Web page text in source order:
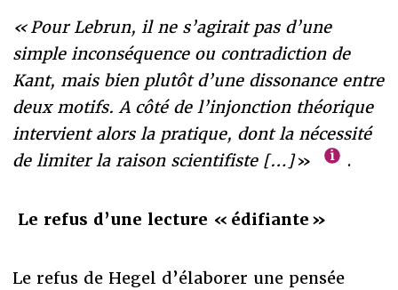
« Pour Lebrun, il ne s’agirait pas d’une
simple inconséquence ou contradiction de
Kant, mais bien plutôt d’une dissonance entre
deux motifs. A côté de l’injonction théorique
intervient alors la pratique, dont la nécessité
de limiter la raison scientifiste […]» .
Le refus d’une lecture « édifiante »
Le refus de Hegel d’élaborer une pensée